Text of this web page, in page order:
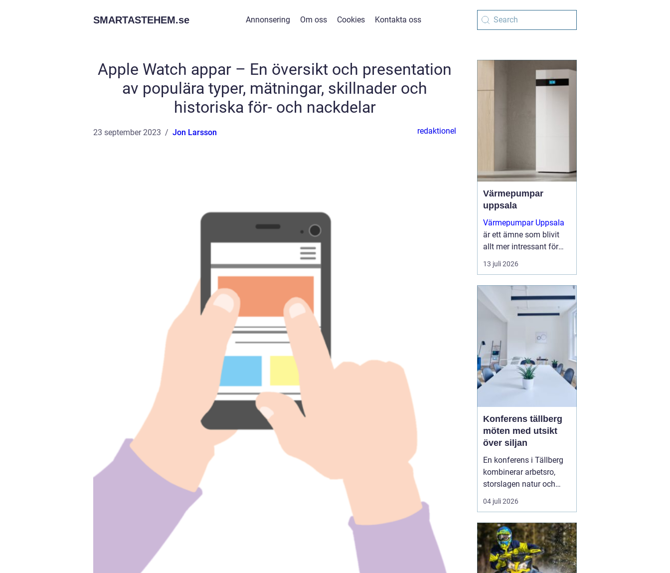
SMARTASTEHEM.se Annonsering Om oss Cookies Kontakta oss
Apple Watch appar – En översikt och presentation
av populära typer, mätningar, skillnader och
historiska för- och nackdelar
23 september 2023 Jon Larsson redaktionel
Värmepumpar
uppsala
Värmepumpar Uppsala
är ett ämne som blivit
allt mer intressant för
villaägare,
bostadsrättsföreningar
fastighetsägare som vill
sänka sina
energikostnader och
13 juli 2026
Konferens tällberg
möten med utsikt
över siljan
En konferens i Tällberg
kombinerar arbetsro,
storslagen natur och
genuin dalakultur. Här
möts grupper som vill ha
standardlokal med
projektor och block.
Läget vid Siljan, de
klassiska trähusen och
04 juli 2026